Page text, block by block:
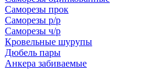
Саморезы прок
Саморезы р/р
Саморезы ч/р
Кровельные шурупы
Дюбель пары
Анкера забиваемые